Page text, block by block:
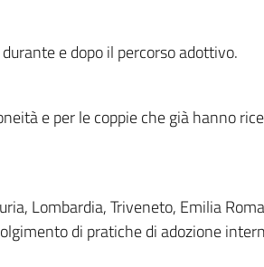
e dopo il percorso adottivo.
e per le coppie che già hanno
Lombardia, Triveneto, Emilia
di pratiche di adozione